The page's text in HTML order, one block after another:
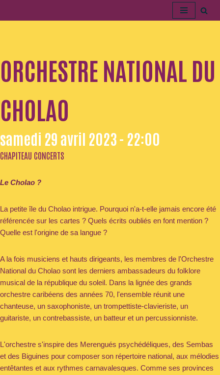
ORCHESTRE NATIONAL DU
CHOLAO
samedi 29 avril 2023 - 22:00
CHAPITEAU CONCERTS
Le Cholao ?
La petite île du Cholao intrigue. Pourquoi n'a-t-elle jamais encore été
référencée sur les cartes ? Quels écrits oubliés en font mention ?
Quelle est l'origine de sa langue ?
A la fois musiciens et hauts dirigeants, les membres de l'Orchestre
National du Cholao sont les derniers ambassadeurs du folklore
musical de la république du soleil. Dans la lignée des grands
orchestre caribéens des années 70, l'ensemble réunit une
chanteuse, un saxophoniste, un trompettiste-clavieriste, un
guitariste, un contrebassiste, un batteur et un percussionniste.
L'orchestre s'inspire des Merengués psychédéliques, des Sembas
et des Biguines pour composer son répertoire national, aux mélodies
entêtantes et aux rythmes carnavalesques. Comme ses provinces